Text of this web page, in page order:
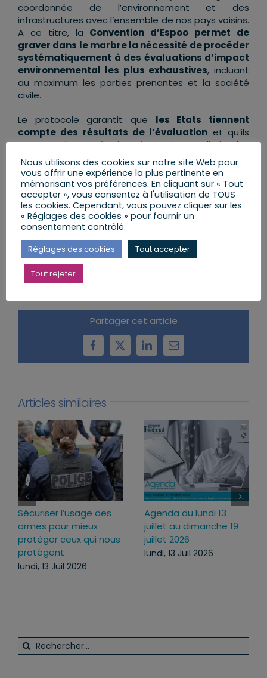
coordonnée de l’environnement et des
infrastructures avec l’ensemble de nos pays voisins.
A ce titre, la Convention d’Espoo permet de
graver dans le marbre la nécessité de procéder
systématiquement à des évaluations d’impact
environnemental les plus exhaustives, incluant
au maximum les parties prenantes et la société
civile.
Le protocole garantit que les Etats tiennent
compte des résultats de l’évaluation et qu’ils
engagent la coopération nécessaire pour limiter les
impacts environnementaux des projets engagés
par l’un ou par l’autre
Le groupeHorizons et apparentés
dont je fais partie, a doncvoté en
faveur de ce projet de loi.
Partager cet article
Facebook
X LinkedInEmail
Articles similaires
Sécuriser l’usage des
armes pour mieux
protéger ceux qui nous
protègent
lundi, 13 Juil 2026
Agenda du lundi 13
juillet au dimanche 19
juillet 2026
lundi, 13 Juil 2026
Rechercher:
Nous utilisons des cookies sur notre site Web pour
vous offrir une expérience la plus pertinente en
mémorisant vos préférences. En cliquant sur « Tout
accepter », vous consentez à l'utilisation de TOUS
les cookies. Cependant, vous pouvez cliquer sur les
« Réglages des cookies » pour fournir un
consentement contrôlé.
Réglages des cookies Tout accepter
Tout rejeter